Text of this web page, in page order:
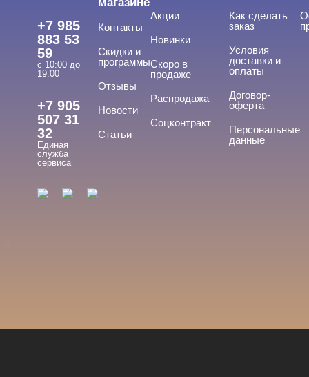
Лаки для ногтей
Пилки, блоки
Уход
Фрезы, боры, колпачки
+7 985
883 53
59
с 10:00 до
19:00
+7 905
507 31
32
Единая
служба
сервиса
Контакты
Скидки и
программы
Отзывы
Новости
Статьи
Акции
Новинки
Скоро в
продаже
Распродажа
Соцконтракт
Как сделать
заказ
Условия
доставки и
оплаты
Договор-
оферта
Персональные
данные